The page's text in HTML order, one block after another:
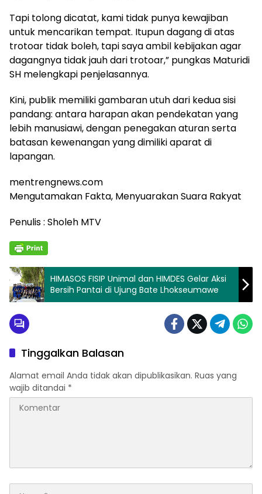
Tapi tolong dicatat, kami tidak punya kewajiban
untuk mencarikan tempat. Itupun dagang di atas
trotoar tidak boleh, tapi saya ambil kebijakan agar
dagangnya tidak jauh dari trotoar,” pungkas Maturidi
SH melengkapi penjelasannya.
Kini, publik memiliki gambaran utuh dari kedua sisi
pandang: antara harapan akan pendekatan yang
lebih manusiawi, dengan penegakan aturan serta
batasan kewenangan yang dimiliki aparat di
lapangan.
mentrengnews.com
Mengutamakan Fakta, Menyuarakan Suara Rakyat
Penulis : Sholeh MTV
HIMASOS FISIP Unimal dan HIMDES Gelar Aksi
Bersih Pantai di Ujung Bate Lhokseumawe
Tinggalkan Balasan
Alamat email Anda tidak akan dipublikasikan. Ruas yang
wajib ditandai *